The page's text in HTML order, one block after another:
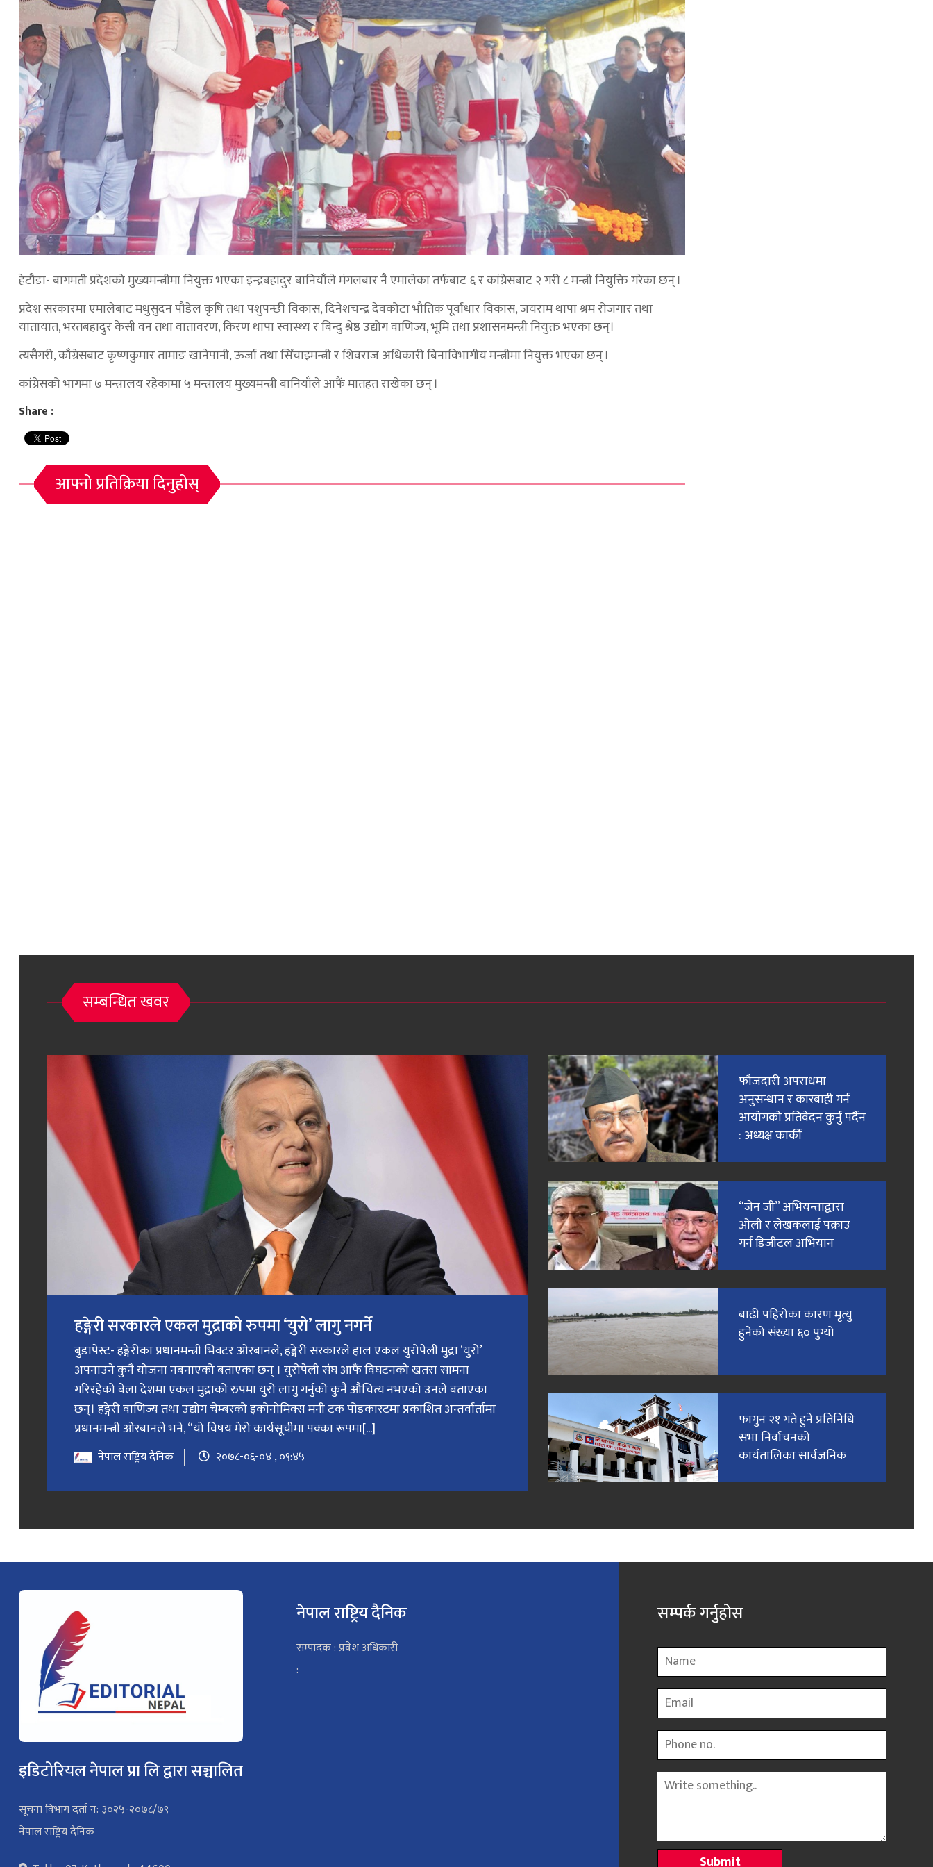
हेटौडा- बागमती प्रदेशको मुख्यमन्त्रीमा नियुक्त भएका इन्द्रबहादुर बानियाँले मंगलबार नै एमालेका तर्फबाट ६ र कांग्रेसबाट २ गरी ८ मन्त्री नियुक्ति गरेका छन् ।
प्रदेश सरकारमा एमालेबाट मधुसुदन पौडेल कृषि तथा पशुपन्छी विकास, दिनेशचन्द्र देवकोटा भौतिक पूर्वाधार विकास, जयराम थापा श्रम रोजगार तथा
यातायात, भरतबहादुर केसी वन तथा वातावरण, किरण थापा स्वास्थ्य र बिन्दु श्रेष्ठ उद्योग वाणिज्य, भूमि तथा प्रशासनमन्त्री नियुक्त भएका छन्।
त्यसैगरी, काँग्रेसबाट कृष्णकुमार तामाङ खानेपानी, ऊर्जा तथा सिँचाइमन्त्री र शिवराज अधिकारी बिनाविभागीय मन्त्रीमा नियुक्त भएका छन् ।
कांग्रेसको भागमा ७ मन्त्रालय रहेकामा ५ मन्त्रालय मुख्यमन्त्री बानियाँले आफैं मातहत राखेका छन् ।
Share :
आफ्नो प्रतिक्रिया दिनुहोस्
सम्बन्धित खवर
हङ्गेरी सरकारले एकल मुद्राको रुपमा ‘युरो’ लागु नगर्ने
बुडापेस्ट- हङ्गेरीका प्रधानमन्त्री भिक्टर ओरबानले, हङ्गेरी सरकारले हाल एकल युरोपेली मुद्रा ‘युरो’
अपनाउने कुनै योजना नबनाएको बताएका छन् । युरोपेली संघ आफैं विघटनको खतरा सामना
गरिरहेको बेला देशमा एकल मुद्राको रुपमा युरो लागु गर्नुको कुनै औचित्य नभएको उनले बताएका
छन्। हङ्गेरी वाणिज्य तथा उद्योग चेम्बरको इकोनोमिक्स मनी टक पोडकास्टमा प्रकाशित अन्तर्वार्तामा
प्रधानमन्त्री ओरबानले भने, “यो विषय मेरो कार्यसूचीमा पक्का रूपमा[...]
नेपाल राष्ट्रिय दैनिक २०७८-०६-०४ , ०९:४५
फाैजदारी अपराधमा
अनुसन्धान र कारबाही गर्न
आयाेगकाे प्रतिवेदन कुर्नु पर्दैन
: अध्यक्ष कार्की
“जेन जी” अभियन्ताद्वारा
ओली र लेखकलाई पक्राउ
गर्न डिजीटल अभियान
बाढी पहिरोका कारण मृत्यु
हुनेको संख्या ६० पुग्यो
फागुन २१ गते हुने प्रतिनिधि
सभा निर्वाचनको
कार्यतालिका सार्वजनिक
इडिटोरियल नेपाल प्रा लि द्वारा सञ्चालित
सूचना विभाग दर्ता न: ३०२५-२०७८/७९
नेपाल राष्ट्रिय दैनिक
नेपाल राष्ट्रिय दैनिक
सम्पादक : प्रवेश अधिकारी
:
सम्पर्क गर्नुहोस
Name
Email
Phone
Message